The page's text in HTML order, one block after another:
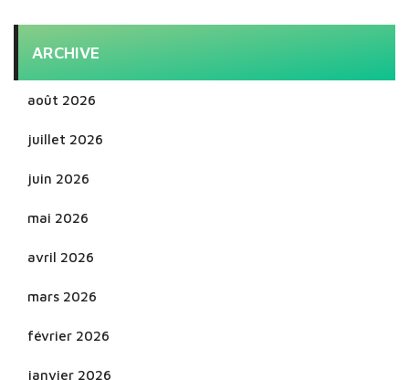
ARCHIVE
août 2026
juillet 2026
juin 2026
mai 2026
avril 2026
mars 2026
février 2026
janvier 2026